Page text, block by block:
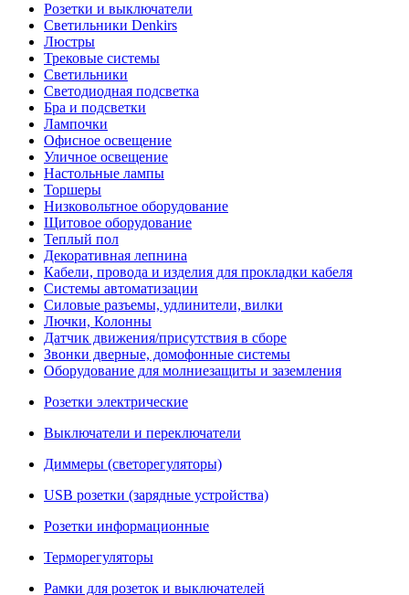
Розетки и выключатели
Светильники Denkirs
Люстры
Трековые системы
Светильники
Светодиодная подсветка
Бра и подсветки
Лампочки
Офисное освещение
Уличное освещение
Настольные лампы
Торшеры
Низковольтное оборудование
Щитовое оборудование
Теплый пол
Декоративная лепнина
Кабели, провода и изделия для прокладки кабеля
Системы автоматизации
Силовые разъемы, удлинители, вилки
Лючки, Колонны
Датчик движения/присутствия в сборе
Звонки дверные, домофонные системы
Оборудование для молниезащиты и заземления
Розетки электрические
Выключатели и переключатели
Диммеры (светорегуляторы)
USB розетки (зарядные устройства)
Розетки информационные
Терморегуляторы
Рамки для розеток и выключателей